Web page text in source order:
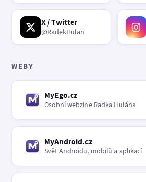
X / Twitter
@RadekHulan
WEBY
MyEgo.cz
Osobní webzine Radka Hulána
MyAndroid.cz
Svět Androidu, mobilů a aplikací